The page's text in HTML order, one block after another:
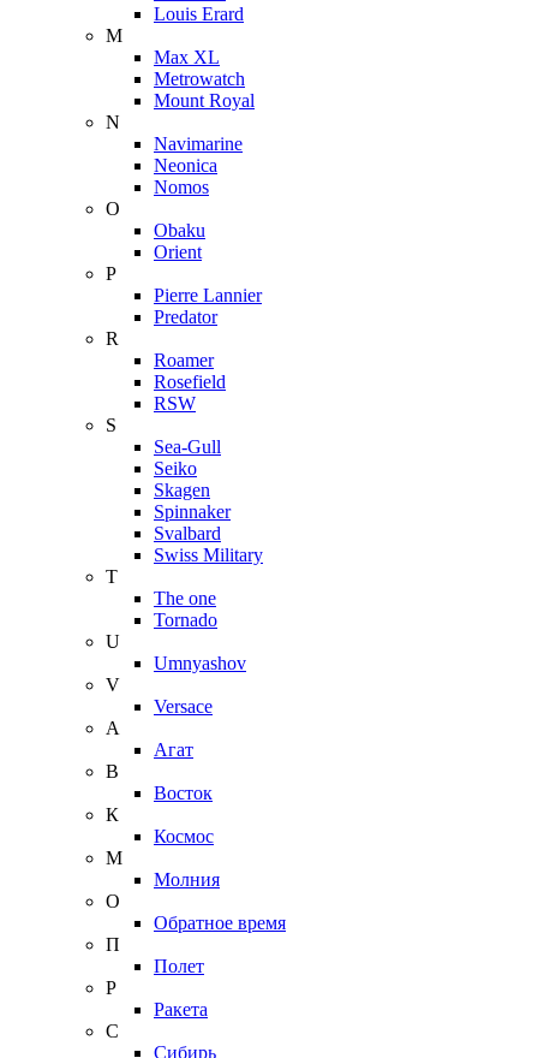
Louis Erard
M
Max XL
Metrowatch
Mount Royal
N
Navimarine
Neonica
Nomos
O
Obaku
Orient
P
Pierre Lannier
Predator
R
Roamer
Rosefield
RSW
S
Sea-Gull
Seiko
Skagen
Spinnaker
Svalbard
Swiss Military
T
The one
Tornado
U
Umnyashov
V
Versace
А
Агат
В
Восток
К
Космос
М
Молния
О
Обратное время
П
Полет
Р
Ракета
С
Сибирь